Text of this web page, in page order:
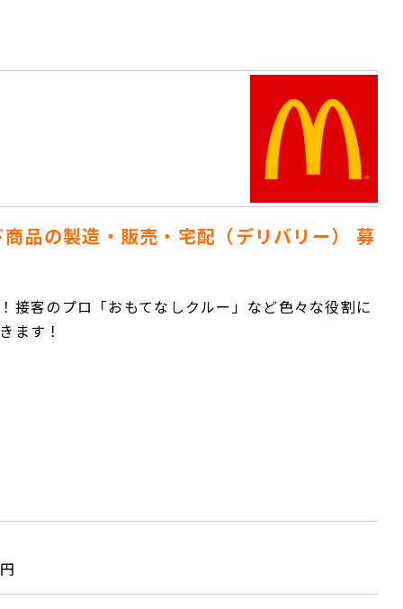
商品の製造・販売・宅配（デリバリー） 募
接客のプロ「おもてなしクルー」など色々な役割に
ます！